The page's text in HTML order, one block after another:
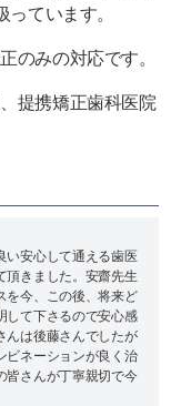
ています。
のみの対応です。
提携矯正歯科医院
い安心して通える歯医
頂きました。安齋先生
を今、この後、将来ど
して下さるので安心感
んは後藤さんでしたが
ビネーションが良く治
皆さんが丁寧親切で今